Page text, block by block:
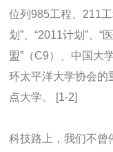
位列985工程、211
划”、“2011计划”、“
盟”（C9）、中国大
环太平洋大学协会的
点大学。 [1-2]
科技路上，我们不曾